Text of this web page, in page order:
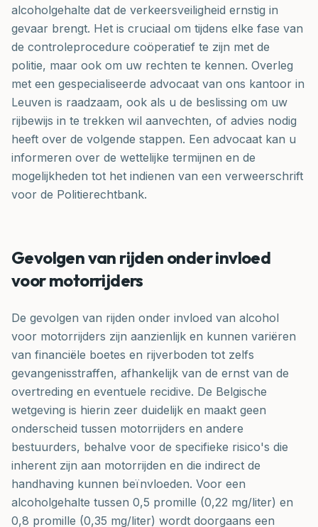
alcoholgehalte dat de verkeersveiligheid ernstig in
gevaar brengt. Het is cruciaal om tijdens elke fase van
de controleprocedure coöperatief te zijn met de
politie, maar ook om uw rechten te kennen. Overleg
met een gespecialiseerde advocaat van ons kantoor in
Leuven is raadzaam, ook als u de beslissing om uw
rijbewijs in te trekken wil aanvechten, of advies nodig
heeft over de volgende stappen. Een advocaat kan u
informeren over de wettelijke termijnen en de
mogelijkheden tot het indienen van een verweerschrift
voor de Politierechtbank.
Gevolgen van rijden onder invloed
voor motorrijders
De gevolgen van rijden onder invloed van alcohol
voor motorrijders zijn aanzienlijk en kunnen variëren
van financiële boetes en rijverboden tot zelfs
gevangenisstraffen, afhankelijk van de ernst van de
overtreding en eventuele recidive. De Belgische
wetgeving is hierin zeer duidelijk en maakt geen
onderscheid tussen motorrijders en andere
bestuurders, behalve voor de specifieke risico's die
inherent zijn aan motorrijden en die indirect de
handhaving kunnen beïnvloeden. Voor een
alcoholgehalte tussen 0,5 promille (0,22 mg/liter) en
0,8 promille (0,35 mg/liter) wordt doorgaans een